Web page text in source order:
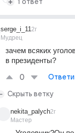
1 ответ
serge_i_11
Мудрец
2г
зачем всяких
в президенты?
0
Скрыть ветку
nekita_palych
Мастер
2г